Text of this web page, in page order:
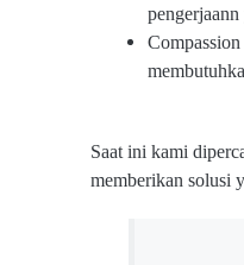
pengerjaann
Saat ini kami
memberikan solusi